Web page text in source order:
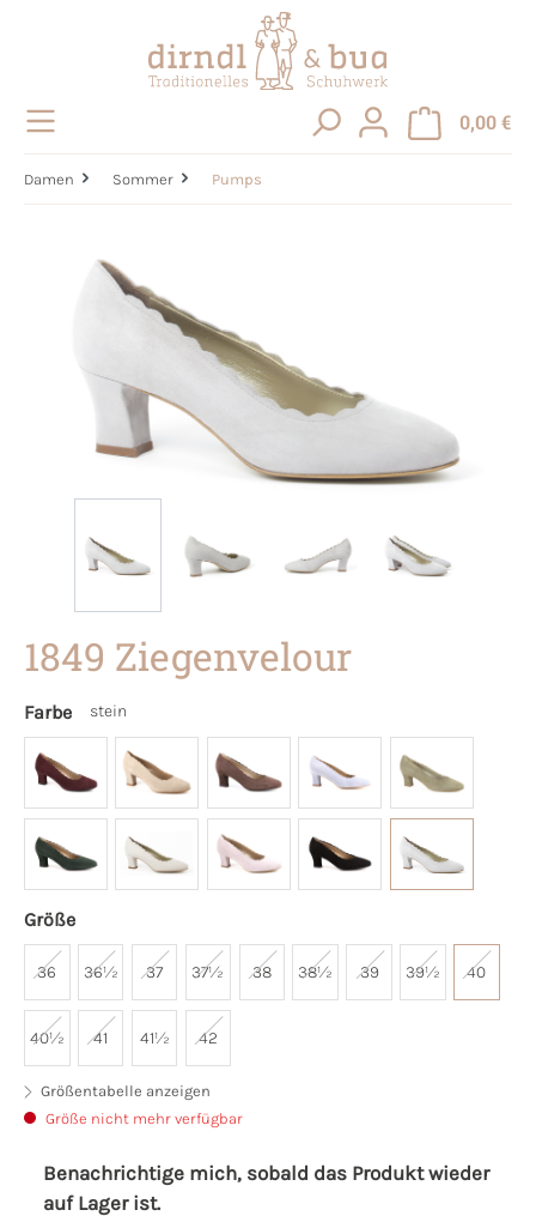
0,00 €
Damen Sommer Pumps
1849 Ziegenvelour
Farbe stein
Größe
36 36½ 37 37½ 38 38½ 39 39½ 40
40½ 41 41½ 42
Größentabelle anzeigen
Größe nicht mehr verfügbar
Benachrichtige mich, sobald das Produkt wieder
auf Lager ist.